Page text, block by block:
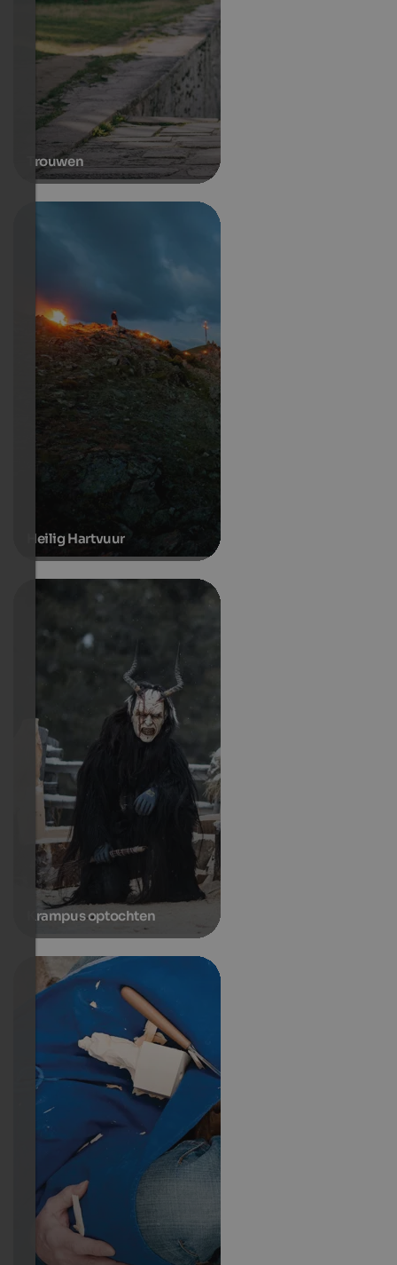
Trouwen
Heilig Hartvuur
Krampus optochten